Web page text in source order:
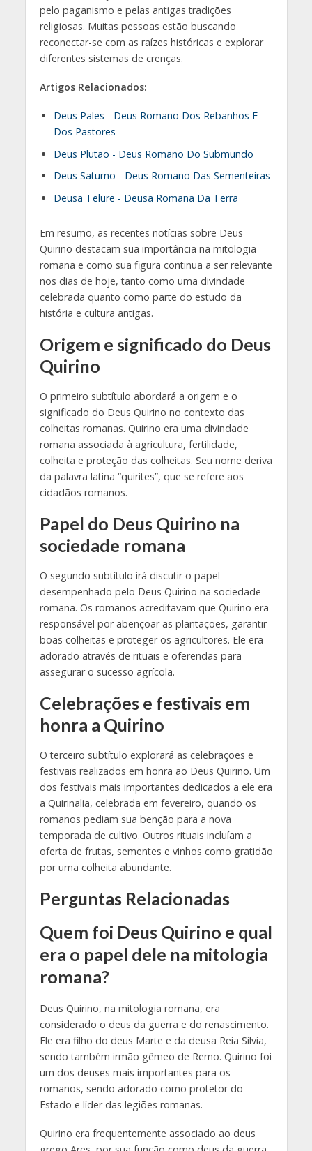
pelo paganismo e pelas antigas tradições
religiosas. Muitas pessoas estão buscando
reconectar-se com as raízes históricas e explorar
diferentes sistemas de crenças.
Artigos Relacionados:
Deus Pales - Deus Romano Dos Rebanhos E
Dos Pastores
Deus Plutão - Deus Romano Do Submundo
Deus Saturno - Deus Romano Das Sementeiras
Deusa Telure - Deusa Romana Da Terra
Em resumo, as recentes notícias sobre Deus
Quirino destacam sua importância na mitologia
romana e como sua figura continua a ser relevante
nos dias de hoje, tanto como uma divindade
celebrada quanto como parte do estudo da
história e cultura antigas.
Origem e significado do Deus
Quirino
O primeiro subtítulo abordará a origem e o
significado do Deus Quirino no contexto das
colheitas romanas. Quirino era uma divindade
romana associada à agricultura, fertilidade,
colheita e proteção das colheitas. Seu nome deriva
da palavra latina “quirites”, que se refere aos
cidadãos romanos.
Papel do Deus Quirino na
sociedade romana
O segundo subtítulo irá discutir o papel
desempenhado pelo Deus Quirino na sociedade
romana. Os romanos acreditavam que Quirino era
responsável por abençoar as plantações, garantir
boas colheitas e proteger os agricultores. Ele era
adorado através de rituais e oferendas para
assegurar o sucesso agrícola.
Celebrações e festivais em
honra a Quirino
O terceiro subtítulo explorará as celebrações e
festivais realizados em honra ao Deus Quirino. Um
dos festivais mais importantes dedicados a ele era
a Quirinalia, celebrada em fevereiro, quando os
romanos pediam sua benção para a nova
temporada de cultivo. Outros rituais incluíam a
oferta de frutas, sementes e vinhos como gratidão
por uma colheita abundante.
Perguntas Relacionadas
Quem foi Deus Quirino e qual
era o papel dele na mitologia
romana?
Deus Quirino, na mitologia romana, era
considerado o deus da guerra e do renascimento.
Ele era filho do deus Marte e da deusa Reia Silvia,
sendo também irmão gêmeo de Remo. Quirino foi
um dos deuses mais importantes para os
romanos, sendo adorado como protetor do
Estado e líder das legiões romanas.
Quirino era frequentemente associado ao deus